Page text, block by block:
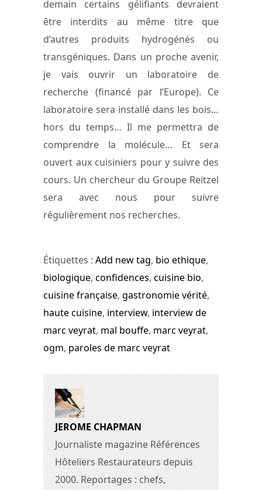
demain certains gélifiants devraient
être interdits au même titre que
d’autres produits hydrogénés ou
transgéniques. Dans un proche avenir,
je vais ouvrir un laboratoire de
recherche (financé par l’Europe). Ce
laboratoire sera installé dans les bois…
hors du temps… Il me permettra de
comprendre la molécule… Et sera
ouvert aux cuisiniers pour y suivre des
cours. Un chercheur du Groupe Reitzel
sera avec nous pour suivre
régulièrement nos recherches.
Étiquettes : Add new tag, bio ethique,
biologique, confidences, cuisine bio,
cuisine française, gastronomie vérité,
haute cuisine, interview, interview de
marc veyrat, mal bouffe, marc veyrat,
ogm, paroles de marc veyrat
JEROME CHAPMAN
Journaliste magazine Références
Hôteliers Restaurateurs depuis
2000. Reportages : chefs,